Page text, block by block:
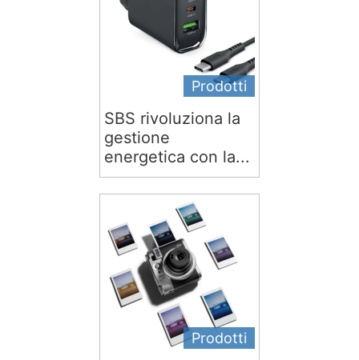
Prodotti
SBS rivoluziona la
gestione
energetica con la...
Prodotti